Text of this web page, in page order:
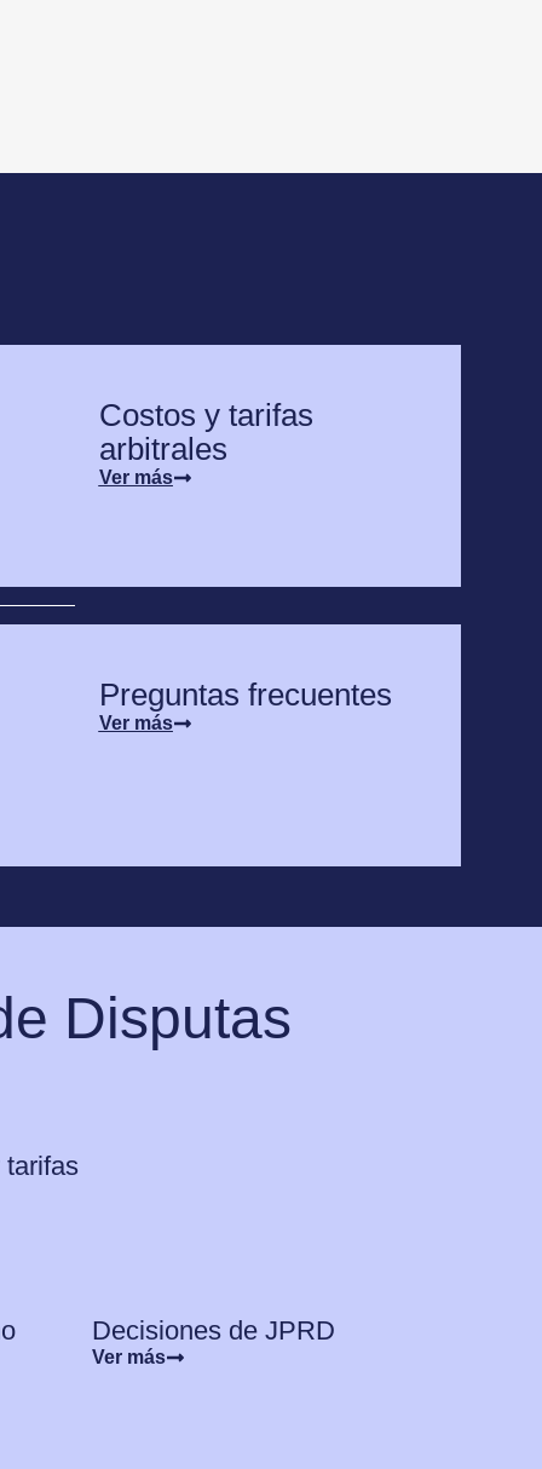
Costos y tarifas
arbitrales
Ver más
Preguntas frecuentes
Ver más
Disputas
tarifas
Decisiones de JPRD
Ver más